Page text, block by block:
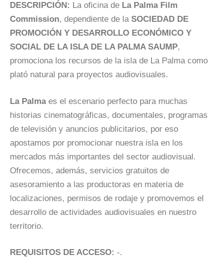
DESCRIPCIÓN: La oficina de La Palma Film
Commission, dependiente de la SOCIEDAD DE
PROMOCIÓN Y DESARROLLO ECONÓMICO Y
SOCIAL DE LA ISLA DE LA PALMA SAUMP,
promociona los recursos de la isla de La Palma como
plató natural para proyectos audiovisuales.
La Palmaes el escenario perfecto para muchas
historias cinematográficas, documentales, programas
de televisión y anuncios publicitarios, por eso
apostamos por promocionar nuestra isla en los
mercados más importantes del sector audiovisual.
Ofrecemos, además, servicios gratuitos de
asesoramiento a las productoras en materia de
localizaciones, permisos de rodaje y promovemos el
desarrollo de actividades audiovisuales en nuestro
territorio.
REQUISITOS DE ACCESO: -.